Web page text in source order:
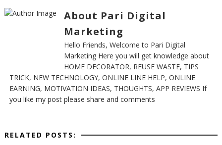
About Pari Digital
Marketing
Hello Friends, Welcome to Pari Digital
Marketing Here you will get knowledge about
HOME DECORATOR, REUSE WASTE, TIPS
TRICK, NEW TECHNOLOGY, ONLINE LINE HELP, ONLINE
EARNING, MOTIVATION IDEAS, THOUGHTS, APP REVIEWS If
you like my post please share and comments
RELATED POSTS: